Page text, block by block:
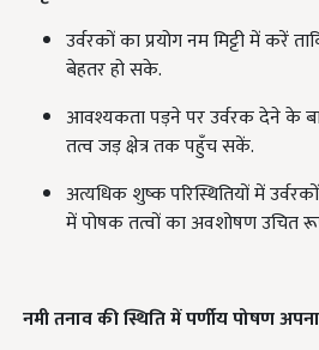
उर्वरकों का प्रयोग नम मिट्टी में
बेहतर हो सके.
आवश्यकता पड़ने पर उर्वरक देने के
तत्व जड़ क्षेत्र तक पहुँच सकें.
अत्यधिक शुष्क परिस्थितियों में
में पोषक तत्वों का अवशोषण उचित
नमी तनाव की स्थिति में पर्णीय पोषण